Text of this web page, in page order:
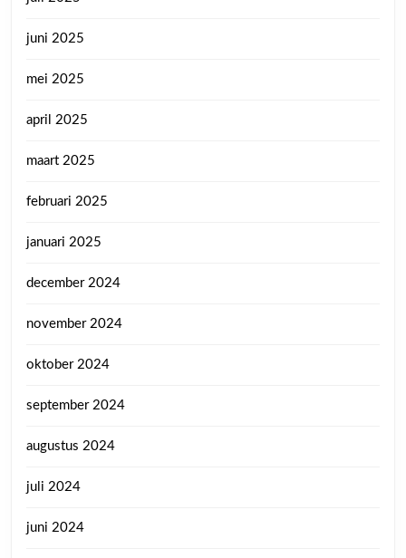
juni 2025
mei 2025
april 2025
maart 2025
februari 2025
januari 2025
december 2024
november 2024
oktober 2024
september 2024
augustus 2024
juli 2024
juni 2024